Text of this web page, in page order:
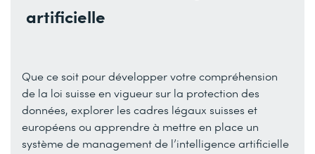
artificielle
Que ce soit pour développer votre compréhension
de la loi suisse en vigueur sur la protection des
données, explorer les cadres légaux suisses et
européens ou apprendre à mettre en place un
système de management de l’intelligence artificielle